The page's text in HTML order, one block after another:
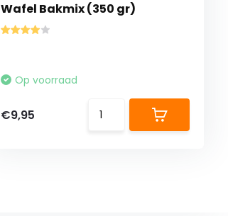
Wafel Bakmix (350 gr)
Op voorraad
€9,95